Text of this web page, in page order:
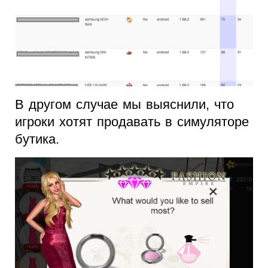
В другом случае мы выяснили, что
игроки хотят продавать в симуляторе
бутика.